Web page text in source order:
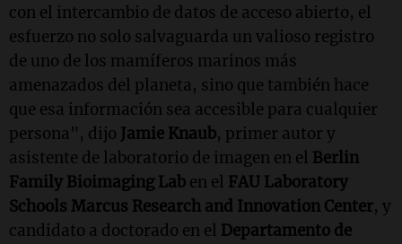
con el intercambio de datos de acceso abierto, el
esfuerzo no solo salvaguarda un valioso registro
de uno de los mamíferos marinos más
amenazados del planeta, sino que también hace
que esa información sea accesible para cualquier
persona", dijo Jamie Knaub, primer autor y
asistente de laboratorio de imagen en el Berlin
Family Bioimaging Lab en el FAU Laboratory
Schools Marcus Research and Innovation Center, y
candidato a doctorado en el Departamento de